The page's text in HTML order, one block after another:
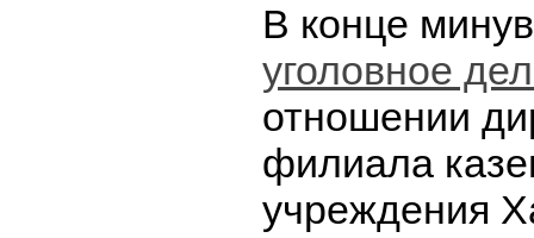
В конце
уголовное
отношении
филиала
учреждения